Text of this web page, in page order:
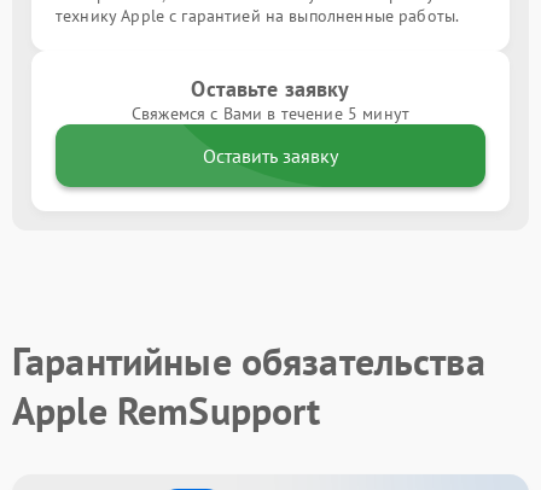
технику Apple с гарантией на выполненные работы.
Оставьте заявку
Свяжемся с Вами в течение 5 минут
Оставить заявку
Гарантийные обязательства
Apple RemSupport